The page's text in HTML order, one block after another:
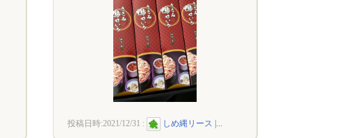
投稿日時:2021/12/31 : しめ縄リース |...